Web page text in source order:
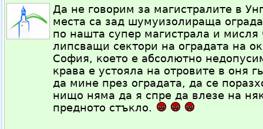
Да не говорим за магистралите в
места са зад шумуизолираща
по нашта супер магистрала и мисля
липсващи сектори на оградата на
София, което е абсолютно
крава е устояла на отровите в оня
да мине през оградата, да се
нищо няма да я спре да влезе на
предното стъкло.